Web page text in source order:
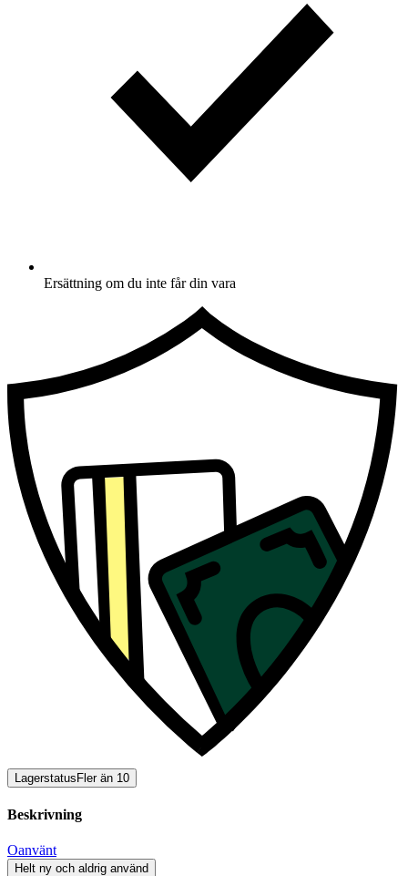
Ersättning om du inte får din vara
Lagerstatus Fler än 10
Beskrivning
Oanvänt
Helt ny och aldrig använd